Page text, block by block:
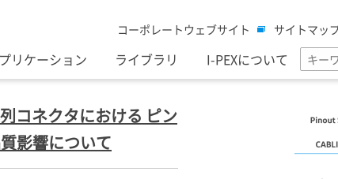
コーポレートウェブサイト サイトマッ
リケーション ライブラリ I-PEXについて
コネクタにおける ピン
影響について